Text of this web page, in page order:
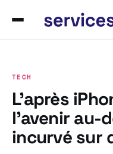
TECH
L’après
l’avenir au-
incurvé sur